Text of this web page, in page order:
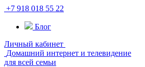
+7 918 018 55 22
Блог
Личный кабинет
Домашний интернет и телевидение
для всей семьи